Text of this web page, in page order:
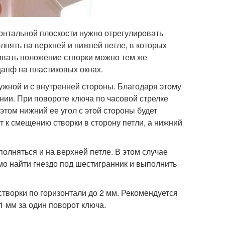
плоскости нужно отрегулировать
на верхней и нижней петле, в которых
положение створки можно тем же
на пластиковых окнах.
и с внутренней стороны. Благодаря этому
При повороте ключа по часовой стрелке
нижний ее угол с этой стороны будет
к смещению створки в сторону петли, а нижний
и на верхней петле. В этом случае
найти гнездо под шестигранник и выполнить
по горизонтали до 2 мм. Рекомендуется
мм за один поворот ключа.